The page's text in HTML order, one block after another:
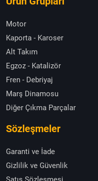
Motor
Kaporta - Karoser
Alt Takım
Egzoz - Katalizör
Fren - Debriyaj
Marş Dinamosu
Diğer Çıkma Parçalar
Sözleşmeler
Garanti ve İade
Gizlilik ve Güvenlik